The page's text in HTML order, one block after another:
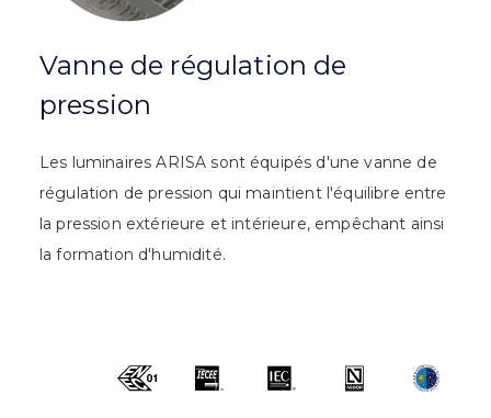
Vanne de régulation de
pression
Les luminaires ARISA sont équipés d'une vanne de
régulation de pression qui maintient l'équilibre entre
la pression extérieure et intérieure, empêchant ainsi
la formation d'humidité.